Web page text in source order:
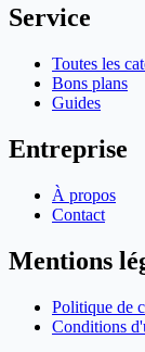
Service
Toutes les
Bons plans
Guides
Entreprise
À propos
Contact
Mentions
Politique de
Conditions